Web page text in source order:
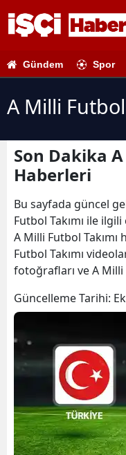
Gündem Spor
A Milli
Son Dakika
Haberleri
Bu sayfada güncel
Futbol Takımı ile
A Milli Futbol
Futbol Takımı
fotoğrafları ve A Milli
Güncelleme Tarihi: